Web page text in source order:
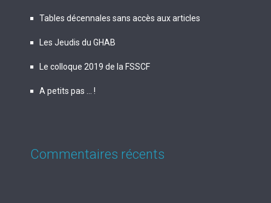
Tables décennales sans accès aux articles
Les Jeudis du GHAB
Le colloque 2019 de la FSSCF
A petits pas … !
Commentaires récents